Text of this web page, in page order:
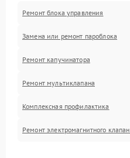
Ремонт блока управления
Замена или ремонт пароблока
Ремонт капучинатора
Ремонт мультиклапана
Комплексная профилактика
Ремонт электромагнитного